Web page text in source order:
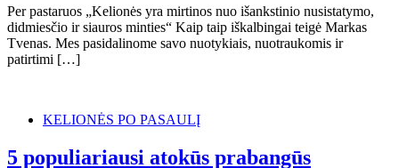
Per pastaruos „Kelionės yra mirtinos nuo išankstinio nusistatymo,
didmiesčio ir siauros minties“ Kaip taip iškalbingai teigė Markas
Tvenas. Mes pasidalinome savo nuotykiais, nuotraukomis ir
patirtimi […]
KELIONĖS PO PASAULĮ
5 populiariausi atokūs prabangūs